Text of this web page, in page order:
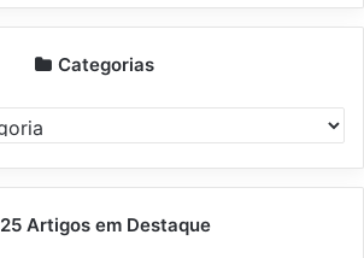
Categorias
25 Artigos em Destaque